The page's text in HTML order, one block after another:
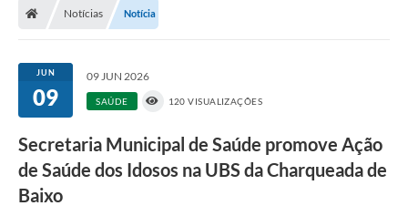
Notícias Notícia
JUN
09
09 JUN 2026
SAÚDE 120 VISUALIZAÇÕES
Secretaria Municipal de Saúde promove Ação
de Saúde dos Idosos na UBS da Charqueada de
Baixo